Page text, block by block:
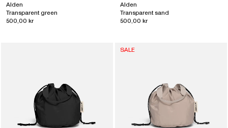
Alden
Transparent green
500,00 kr
Alden
Transparent sand
500,00 kr
SALE